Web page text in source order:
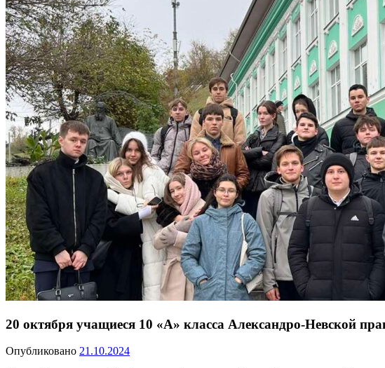
20 октября учащиеся 10 «А» класса Александро-Невской
Опубликовано 21.10.2024